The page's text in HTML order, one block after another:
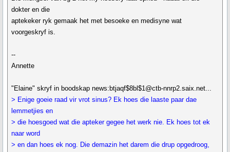
dokter en die
aptekeker ryk gemaak het met besoeke en medisyne wat
voorgeskryf is.
--
Annette
"Elaine" skryf in boodskap news:btjaqf$8bl$1@ctb-nnrp2.saix.net...
> Enige goeie raad vir vrot sinus? Ek hoes die laaste paar dae
lemmetjies en
> die hoesgoed wat die apteker gegee het werk nie. Ek hoes tot ek
naar word
> en dan hoes ek nog. Die demazin het darem die drup opgedroog,